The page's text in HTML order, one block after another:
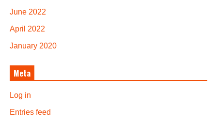
June 2022
April 2022
January 2020
Meta
Log in
Entries feed